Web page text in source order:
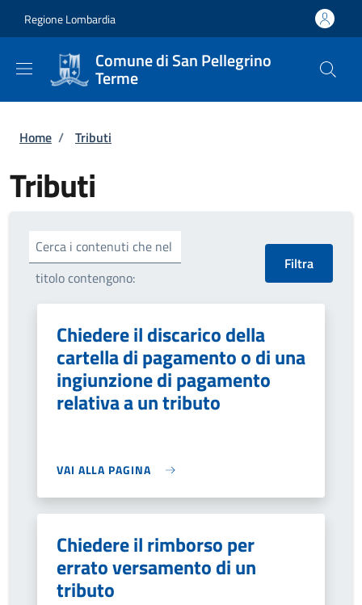
Regione Lombardia
Comune di San Pellegrino
Terme
Briciole di pane
Home / Tributi
Tributi
Cerca i contenuti che nel
titolo contengono:
Chiedere il discarico della
cartella di pagamento o di una
ingiunzione di pagamento
relativa a un tributo
VAI ALLA PAGINA
Chiedere il rimborso per
errato versamento di un
tributo